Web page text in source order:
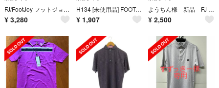
FJ/FootJoy フットジョイ ポロシャツ トップス スポーツ
¥ 3,280
H134 [未使用品] FOOTJOY フットジョイ ポロシャツ M ホワイト 半袖 | G★
¥ 1,907
ようちん様 新品 FJ ポロシャツ ゴルフ
¥ 2,500